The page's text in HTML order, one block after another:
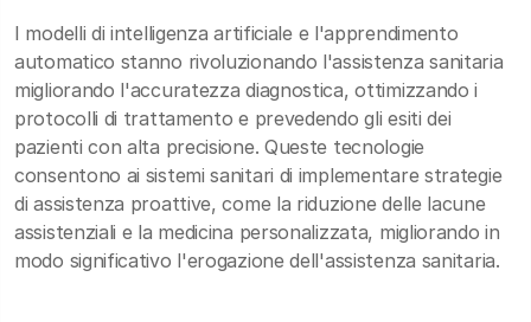
I modelli di intelligenza artificiale e l'apprendimento
automatico stanno rivoluzionando l'assistenza sanitaria
migliorando l'accuratezza diagnostica, ottimizzando i
protocolli di trattamento e prevedendo gli esiti dei
pazienti con alta precisione. Queste tecnologie
consentono ai sistemi sanitari di implementare strategie
di assistenza proattive, come la riduzione delle lacune
assistenziali e la medicina personalizzata, migliorando in
modo significativo l'erogazione dell'assistenza sanitaria.